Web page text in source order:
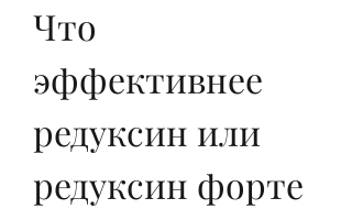
Что
эффективнее
редуксин или
редуксин форте